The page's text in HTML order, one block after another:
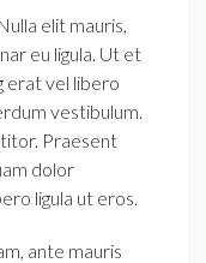
elit mauris,
eu ligula. Ut et
erat vel libero
vestibulum.
Praesent
dolor
ligula ut eros.
ante mauris